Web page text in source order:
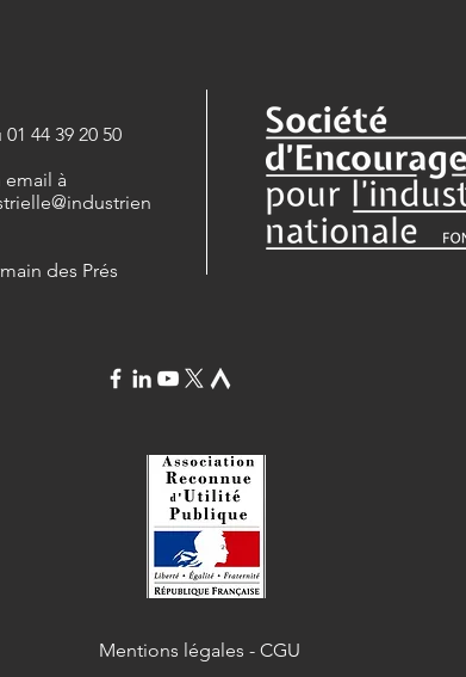
44 39 20 50
email à
@industrien
des Prés
Mentions légales - CGU